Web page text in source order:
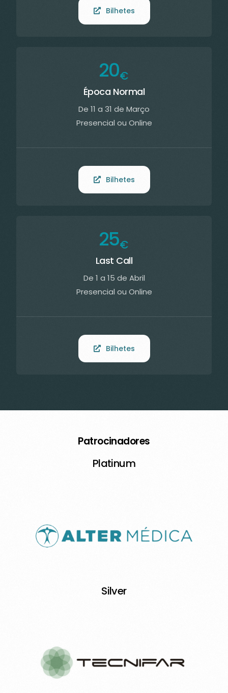
Bilhetes
20€
Época Normal
De 11 a 31 de Março
Presencial ou Online
Bilhetes
25€
Last Call
De 1 a 15 de Abril
Presencial ou Online
Bilhetes
Patrocinadores
Platinum
Silver